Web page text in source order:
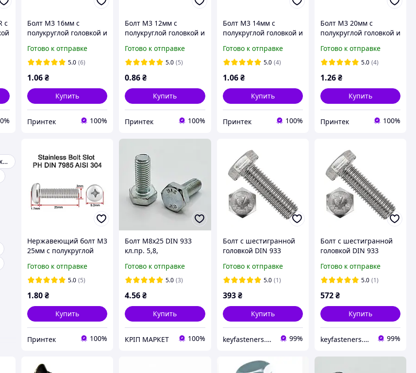
с
Болт М3 16мм с
полукруглой головкой и
шестигранником, класс
прочности 12.9,
M3*16 12.9 Bolt
Готово к отправке
5.0 (6)
1.06₴
Купить
Принтек 100%
Болт М3 12мм с
полукруглой головкой и
шестигранником, класс
прочности 12.9,
M3*12 12.9 Bolt
Готово к отправке
5.0 (5)
0.86₴
Купить
Принтек 100%
Болт М3 14мм с
полукруглой головкой и
шестигранником, класс
прочности 12.9,
M3*14 12.9 Bolt
Готово к отправке
5.0 (4)
1.06 ₴
Купить
Принтек 100%
Болт М3 20мм с
полукруглой головкой и
шестигранником, класс
прочности 12.9,
M3*20 12.9 Bolt
Готово к отправке
5.0 (4)
1.26₴
Купить
Принтек 100%
Запчасти дренажных и фекальных насосов
Нержавеющий болт М3
25мм с полукруглой
M3x25 DIN 7985 AISI
304
Готово к отправке
5.0 (5)
1.80₴
Купить
Принтек 100%
Болт М8х25 DIN 933
кл.пр. 5,8,
Готово к отправке
5.0 (3)
4.56₴
Купить
КРІП МАРКЕТ 100%
Болт c шестигранной
головкой DIN 933
нержавеющая сталь А2
полная резьба 50 шт./
Готово к отправке
5.0 (1)
393 ₴
Купить
keyfasteners.com.ua 99%
Болт c шестигранной
головкой DIN 933
нержавеющая сталь А2
полная резьба 50 шт./
Готово к отправке
5.0 (1)
572₴
Купить
keyfasteners.com.ua 99%